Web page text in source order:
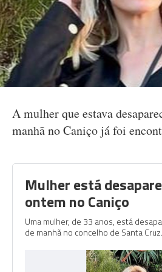
A mulher que estava
manhã no Caniço já foi
Mulher está
ontem no Caniço
Uma mulher, de 33 anos, está
de manhã no concelho de Santa Cruz.